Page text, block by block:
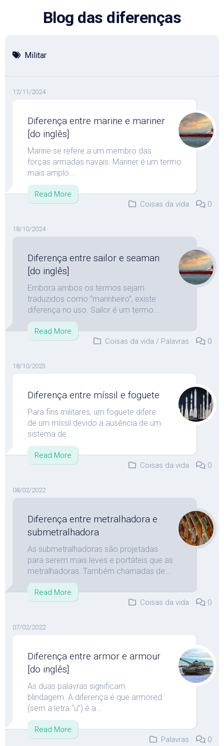
Blog das diferenças
Militar
12/11/2024
Diferença entre marine e mariner
[do inglês]
Marine se refere a um membro das
forças armadas navais. Mariner é um termo
mais amplo...
Read More
Coisas da vida
0
18/10/2024
Diferença entre sailor e seaman
[do inglês]
Embora ambos os termos sejam
traduzidos como “marinheiro”, existe
diferença no uso. Sailor é um termo...
Read More
Coisas da vida / Palavras 0
18/10/2023
Diferença entre míssil e foguete
Para fins militares, um foguete difere
de um míssil devido a ausência de um
sistema de...
Read More
Coisas da vida
0
08/02/2022
Diferença entre metralhadora e
submetralhadora
As submetralhadoras são projetadas
para serem mais leves e portáteis que as
metralhadoras. Também chamadas de...
Read More
Coisas da vida
0
07/02/2022
Diferença entre armor e armour
[do inglês]
As duas palavras significam
blindagem. A diferença é que armored
(sem a letra “u”) é a...
Read More
Palavras
0